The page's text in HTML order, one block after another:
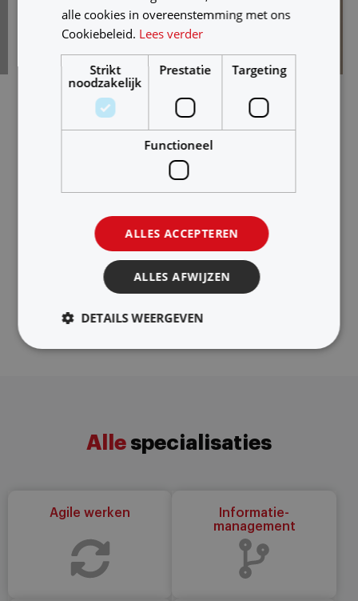
Deze opdrachtgevers werken
met de oplossingen
Alle specialisaties
Agile werken
Informatie-
management
alle cookies in overeenstemming met ons
Cookiebeleid. Lees verder
Strikt
noodzakelijk
Prestatie Targeting
Functioneel
ALLES ACCEPTEREN
ALLES AFWIJZEN
DETAILS WEERGEVEN